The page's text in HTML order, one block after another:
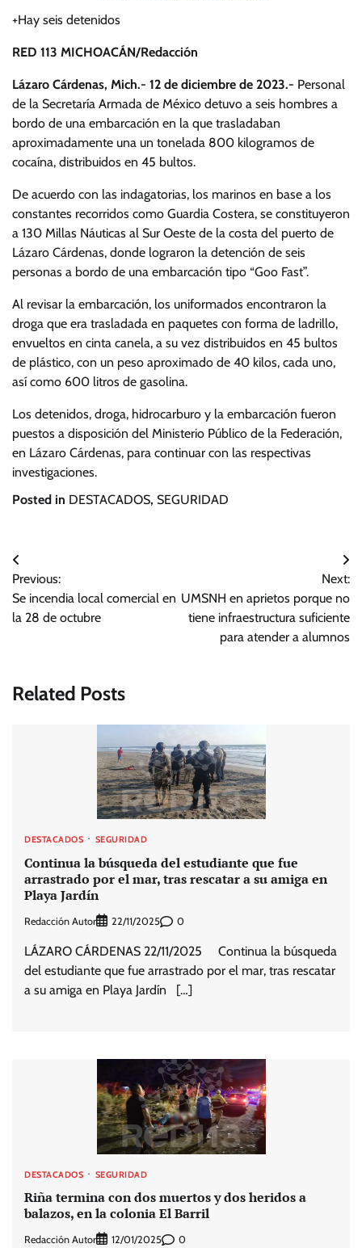
+Hay seis detenidos
RED 113 MICHOACÁN/Redacción
Lázaro Cárdenas, Mich.- 12 de diciembre de 2023.- Personal
de la Secretaría Armada de México detuvo a seis hombres a
bordo de una embarcación en la que trasladaban
aproximadamente una un tonelada 800 kilogramos de
cocaína, distribuidos en 45 bultos.
De acuerdo con las indagatorias, los marinos en base a los
constantes recorridos como Guardia Costera, se constituyeron
a 130 Millas Náuticas al Sur Oeste de la costa del puerto de
Lázaro Cárdenas, donde lograron la detención de seis
personas a bordo de una embarcación tipo “Goo Fast”.
Al revisar la embarcación, los uniformados encontraron la
droga que era trasladada en paquetes con forma de ladrillo,
envueltos en cinta canela, a su vez distribuidos en 45 bultos
de plástico, con un peso aproximado de 40 kilos, cada uno,
así como 600 litros de gasolina.
Los detenidos, droga, hidrocarburo y la embarcación fueron
puestos a disposición del Ministerio Público de la Federación,
en Lázaro Cárdenas, para continuar con las respectivas
investigaciones.
Posted in DESTACADOS, SEGURIDAD
Navegación
de
entradas
Previous:
Se incendia local comercial en
la 28 de octubre
Next:
UMSNH en aprietos porque no
tiene infraestructura suficiente
para atender a alumnos
Related Posts
DESTACADOS SEGURIDAD
Continua la búsqueda del estudiante que fue
arrastrado por el mar, tras rescatar a su amiga en
Playa Jardín
Redacción Autor 22/11/2025 0
LÁZARO CÁRDENAS 22/11/2025 Continua la búsqueda
del estudiante que fue arrastrado por el mar, tras rescatar
a su amiga en Playa Jardín […]
DESTACADOS SEGURIDAD
Riña termina con dos muertos y dos heridos a
balazos, en la colonia El Barril
Redacción Autor 12/01/2025 0